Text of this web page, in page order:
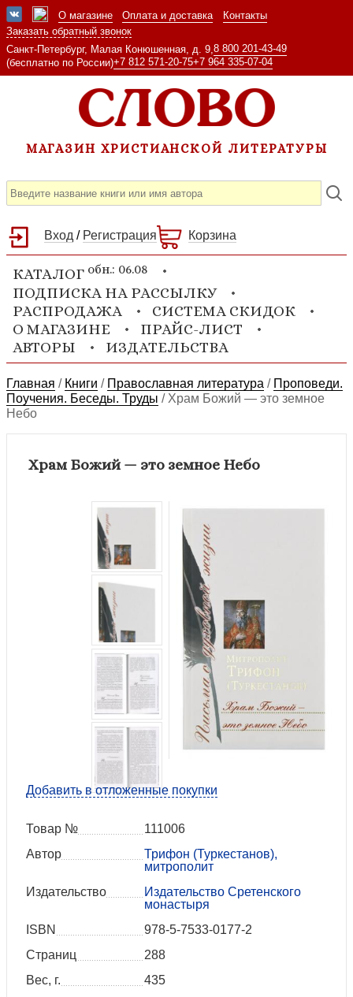
О магазине Оплата и доставка
Контакты
Заказать обратный звонок
Санкт-Петербург, Малая Конюшенная, д. 9, 8 800 201-43-49
(бесплатно по России)+7 812 571-20-75+7 964 335-07-04
МАГАЗИН ХРИСТИАНСКОЙ ЛИТЕРАТУРЫ
Вход / Регистрация Корзина
КАТАЛОГ обн.: 06.08
ПОДПИСКА НА РАССЫЛКУ
РАСПРОДАЖА
СИСТЕМА СКИДОК
О МАГАЗИНЕ
ПРАЙС-ЛИСТ
АВТОРЫ
ИЗДАТЕЛЬСТВА
Главная / Книги / Православная литература / Проповеди.
Поучения. Беседы. Труды / Храм Божий — это земное
Небо
Храм Божий — это земное Небо
Добавить в отложенные покупки
Товар №
111006
Автор
Трифон (Туркестанов),
митрополит
Издательство
Издательство Сретенского
монастыря
ISBN
978-5-7533-0177-2
Страниц
288
Вес, г.
435